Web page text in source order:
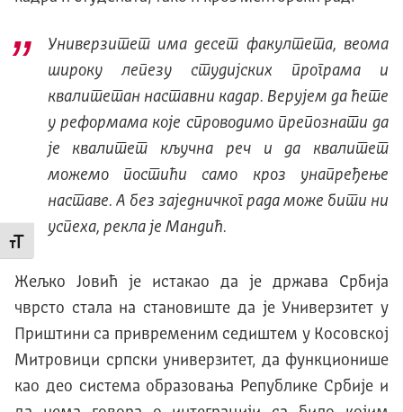
Промени величину слова
Универзитет има десет факултета, веома
широку лепезу студијских програма и
квалитетан наставни кадар. Верујем да ћете
у реформама које спроводимо препознати да
је квалитет кључна реч и да квалитет
можемо постићи само кроз унапређење
наставе. А без заједничког рада може бити ни
успеха, рекла је Мандић.
Жељко Јовић је истакао да је држава Србија
чврсто стала на становиште да је Универзитет у
Приштини са привременим седиштем у Косовској
Митровици српски универзитет, да функционише
као део система образовања Републике Србије и